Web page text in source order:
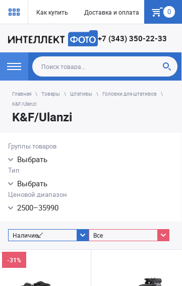
Как купить Доставка и оплата Гарантия
0
+7 (343) 350-22-33
Главная Товары Штативы
Головки для штативов
K&F/Ulanzi
K&F/Ulanzi
Группы товаров
Выбрать
Тип
Выбрать
Ценовой диапазон
2500–35990
Наличие Все
-31%